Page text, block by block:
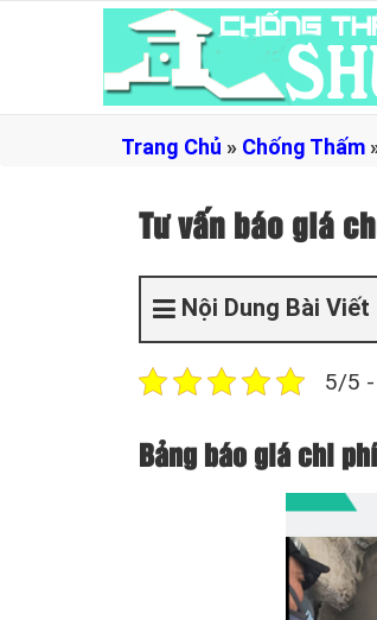
Trang Chủ » Chống Thấm
Tư vấn báo giá
Nội Dung Bài Viết
5/5 -
Bảng báo giá chi